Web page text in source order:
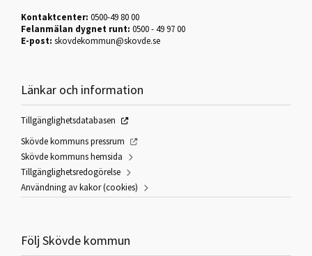
Kontaktcenter: 0500-49 80 00
Felanmälan dygnet runt: 0500 - 49 97 00
E-post: skovdekommun@skovde.se
Länkar och information
Tillgänglighetsdatabasen
Skövde kommuns pressrum
Skövde kommuns hemsida
Tillgänglighetsredogörelse
Användning av kakor (cookies)
Följ Skövde kommun